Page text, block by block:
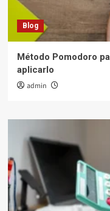
Blog
Método Pomodoro
aplicarlo
admin